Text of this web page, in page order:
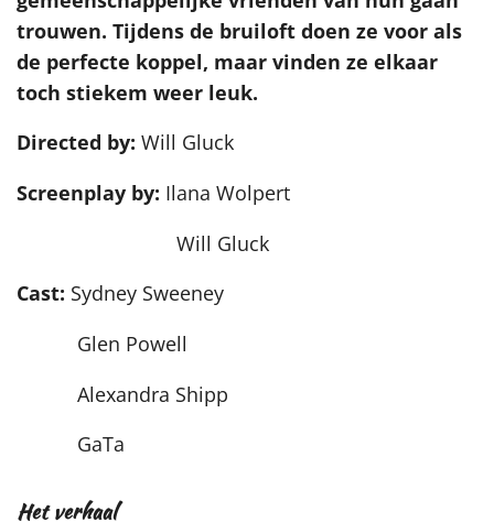
trouwen. Tijdens de bruiloft doen ze voor als
de perfecte koppel, maar vinden ze elkaar
toch stiekem weer leuk.
Directed by: Will Gluck
Screenplay by: Ilana Wolpert
Will Gluck
Cast: Sydney Sweeney
Glen Powell
Alexandra Shipp
GaTa
Het verhaal